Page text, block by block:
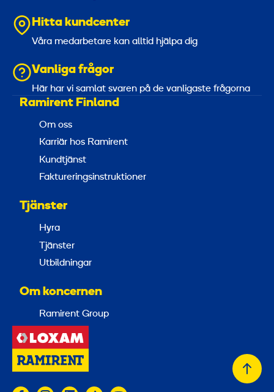
Hitta kundcenter
Våra medarbetare kan alltid hjälpa dig
Vanliga frågor
Här har vi samlat svaren på de vanligaste frågorna
Ramirent Finland
Om oss
Karriär hos Ramirent
Kundtjänst
Faktureringsinstruktioner
Tjänster
Hyra
Tjänster
Utbildningar
Om koncernen
Ramirent Group